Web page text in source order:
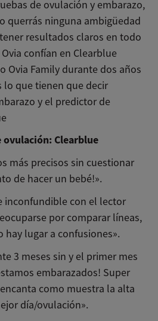
de ovulación y embarazo,
querrás ninguna ambigüedad
resultados claros en todo
confían en Clearblue
Ovia Family durante dos años
lo que tienen que decir
y el predictor de
Clearblue
más precisos sin cuestionar
de hacer un bebé!».
inconfundible con el lector
por comparar líneas,
lugar a confusiones».
3 meses sin y el primer mes
embarazados! Super
como muestra la alta
día/ovulación».